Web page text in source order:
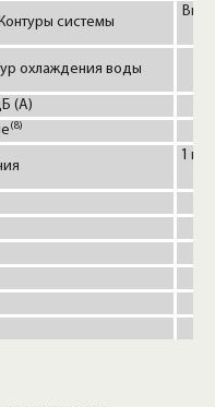
Контуры системы
охлаждения воды
(А)
(8)
1